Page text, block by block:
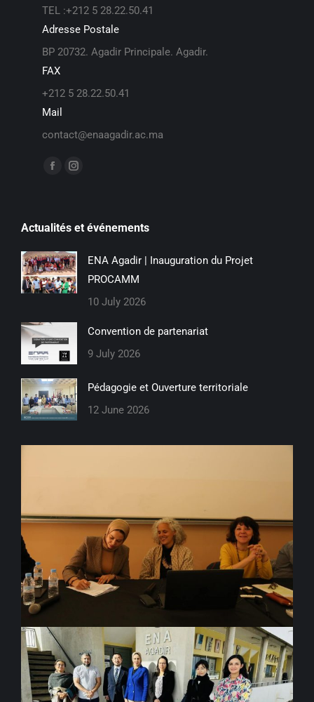
TEL :+212 5 28.22.50.41
Adresse Postale
BP 20732. Agadir Principale. Agadir.
FAX
+212 5 28.22.50.41
Mail
contact@enaagadir.ac.ma
Find us on:
Actualités et événements
ENA Agadir | Inauguration du Projet
PROCAMM
10 July 2026
Convention de partenariat
9 July 2026
Pédagogie et Ouverture territoriale
12 June 2026